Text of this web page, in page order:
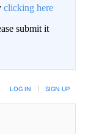
clicking here
submit it
LOG IN SIGN UP